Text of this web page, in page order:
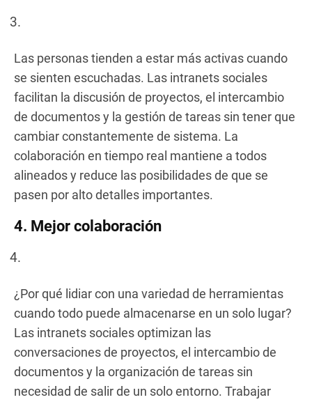
Las personas tienden a estar más activas cuando
se sienten escuchadas. Las intranets sociales
facilitan la discusión de proyectos, el intercambio
de documentos y la gestión de tareas sin tener que
cambiar constantemente de sistema. La
colaboración en tiempo real mantiene a todos
alineados y reduce las posibilidades de que se
pasen por alto detalles importantes.
4. Mejor colaboración
¿Por qué lidiar con una variedad de herramientas
cuando todo puede almacenarse en un solo lugar?
Las intranets sociales optimizan las
conversaciones de proyectos, el intercambio de
documentos y la organización de tareas sin
necesidad de salir de un solo entorno. Trabajar